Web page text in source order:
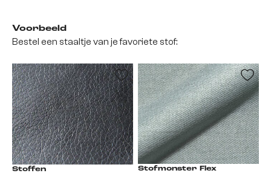
Voorbeeld
Bestel een staaltje van je favoriete stof:
Stoffen Stofmonster Flex